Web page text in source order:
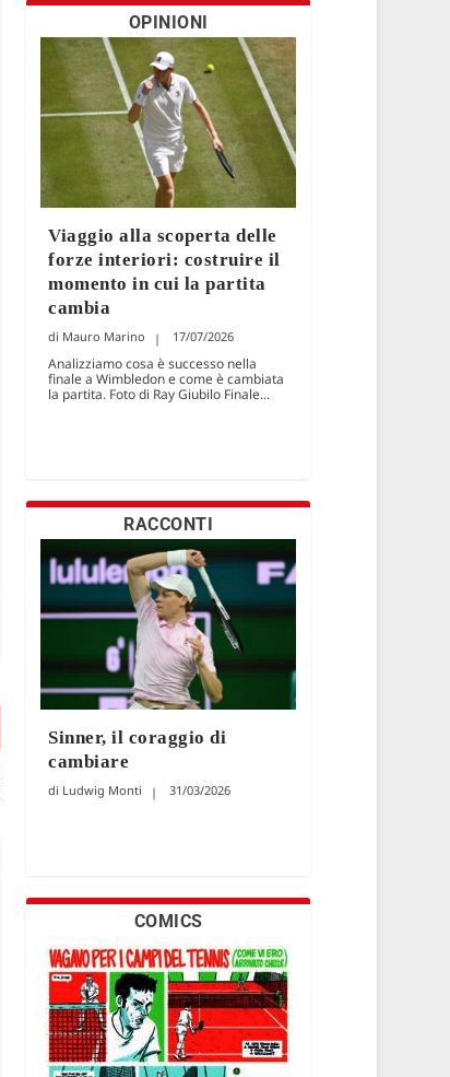
OPINIONI
Viaggio alla scoperta delle
forze interiori: costruire il
momento in cui la partita
cambia
Mauro Marino 17/07/2026
Analizziamo cosa è successo nella
finale a Wimbledon e come è cambiata
la partita. Foto di Ray Giubilo Finale...
RACCONTI
Sinner, il coraggio di
cambiare
Ludwig Monti 31/03/2026
COMICS